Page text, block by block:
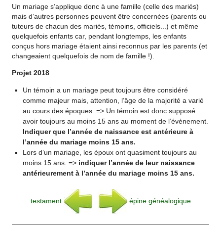
Un mariage s’applique donc à une famille (celle des mariés)
mais d’autres personnes peuvent être concernées (parents ou
tuteurs de chacun des mariés, témoins, officiels...) et même
quelquefois enfants car, pendant longtemps, les enfants
conçus hors mariage étaient ainsi reconnus par les parents (et
changeaient quelquefois de nom de famille !).
Projet 2018
Un témoin a un mariage peut toujours être considéré
comme majeur mais, attention, l’âge de la majorité a varié
au cours des époques. => Un témoin est donc supposé
avoir toujours au moins 15 ans au moment de l’évènement.
Indiquer que l’année de naissance est antérieure à
l’année du mariage moins 15 ans.
Lors d’un mariage, les époux ont quasiment toujours au
moins 15 ans. => indiquer l’année de leur naissance
antérieurement à l’année du mariage moins 15 ans.
testament épine généalogique